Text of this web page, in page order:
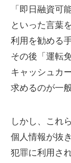
「即日融資可
といった言葉
利用を勧める
その後「運転
キャッシュカ
求めるのが一
しかし、これ
個人情報が抜
犯罪に利用さ